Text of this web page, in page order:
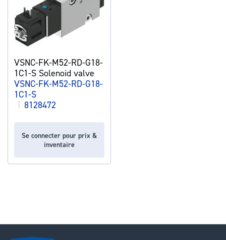
VSNC-FK-M52-RD-G18-
1C1-S Solenoid valve
VSNC-FK-M52-RD-G18-
1C1-S
| 8128472
Se connecter pour prix &
inventaire